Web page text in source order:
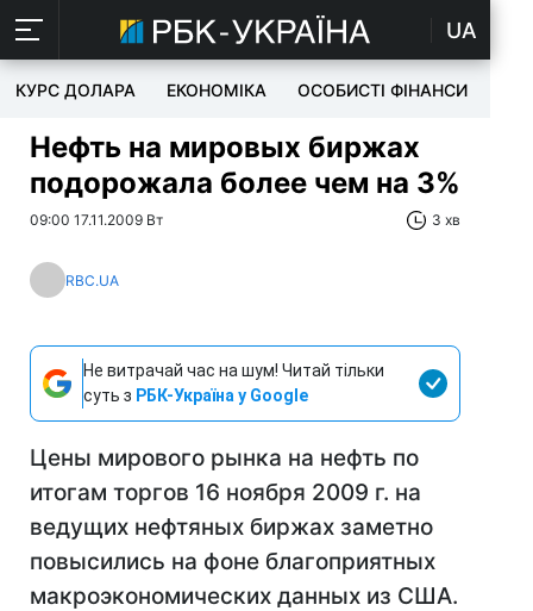
UA
КУРС ДОЛАРА ЕКОНОМІКА ОСОБИСТІ ФІНАНСИ
Нефть на мировых биржах
подорожала более чем на 3%
09:00 17.11.2009 Вт 3 хв
RBC.UA
Не витрачай час на шум! Читай тільки
суть з РБК-Україна у Google
Цены мирового рынка на нефть по
итогам торгов 16 ноября 2009 г. на
ведущих нефтяных биржах заметно
повысились на фоне благоприятных
макроэкономических данных из США.